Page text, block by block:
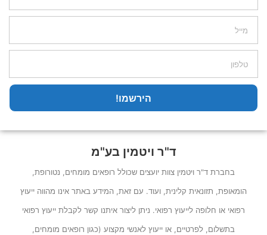
הירשמו!
ד"ר ויטמין בע"מ
בחברת ד"ר ויטמין צוות יועצים שכולל רופאים מומחים, נטורופת,
הומאופת, תזונאית קלינית, ועוד. עם זאת, המידע באתר אינו מהווה ייעוץ
רפואי או חלופה לייעוץ רפואי. ניתן ליצור איתנו קשר לקבלת ייעוץ רפואי
בתשלום, לפרטיים, או ייעוץ לאנשי מקצוע (כגון רופאים מומחים,